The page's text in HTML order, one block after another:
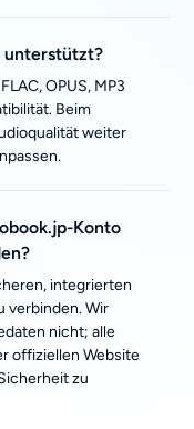
unterstützt?
OPUS, MP3
Beim
weiter
Konto
integrierten
verbinden. Wir
nicht; alle
offiziellen Website
zu